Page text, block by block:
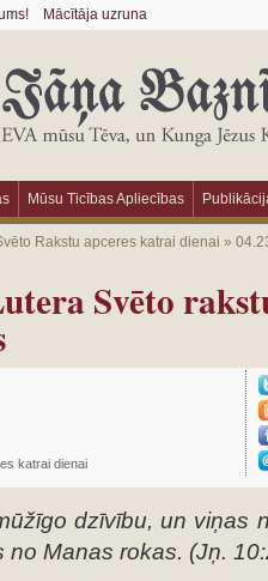
Mācītāja uzruna
Mūsu Ticības Apliecības
Rakstu apceres katrai dienai »
Svēto
katrai dienai
dzīvību, un viņas
Manas rokas. (Jņ.